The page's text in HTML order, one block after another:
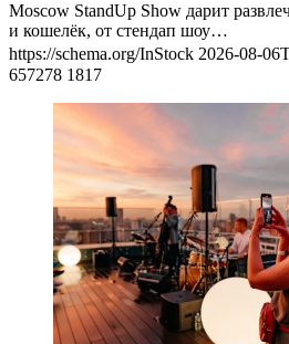
Moscow StandUp Show дарит
и кошелёк, от стендап шоу…
https://schema.org/InStock 2026-08-
657278 1817